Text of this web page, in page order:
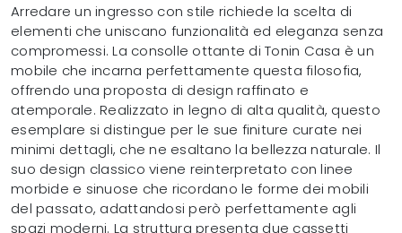
Arredare un ingresso con stile richiede la scelta di
elementi che uniscano funzionalità ed eleganza senza
compromessi. La consolle ottante di Tonin Casa è un
mobile che incarna perfettamente questa filosofia,
offrendo una proposta di design raffinato e
atemporale. Realizzato in legno di alta qualità, questo
esemplare si distingue per le sue finiture curate nei
minimi dettagli, che ne esaltano la bellezza naturale. Il
suo design classico viene reinterpretato con linee
morbide e sinuose che ricordano le forme dei mobili
del passato, adattandosi però perfettamente agli
spazi moderni. La struttura presenta due cassetti